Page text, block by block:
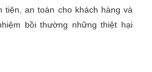
an toàn cho khách hàng và
bồi thường những thiệt hại